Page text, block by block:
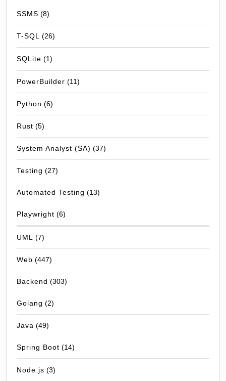
SSMS (8)
T-SQL (26)
SQLite (1)
PowerBuilder (11)
Python (6)
Rust (5)
System Analyst (SA) (37)
Testing (27)
Automated Testing (13)
Playwright (6)
UML (7)
Web (447)
Backend (303)
Golang (2)
Java (49)
Spring Boot (14)
Node.js (3)